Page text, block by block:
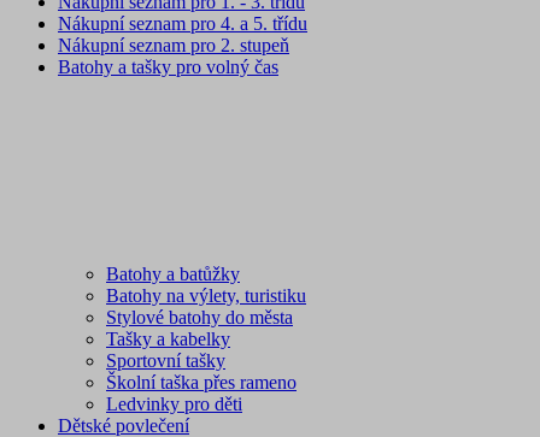
Nákupní seznam pro 4. a 5. třídu
Nákupní seznam pro 2. stupeň
Batohy a tašky pro volný čas
Batohy a batůžky
Batohy na výlety, turistiku
Stylové batohy do města
Tašky a kabelky
Sportovní tašky
Školní taška přes rameno
Ledvinky pro děti
Dětské povlečení